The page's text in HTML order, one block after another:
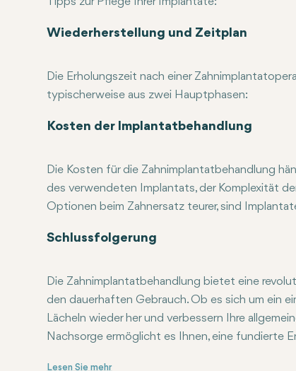
Befolgen Sie die postoperativen Anweisungen:
Zu einer guten Mundhygiene gehört das
Nachsorge: Regelmäßige zahnärztliche
Vermeiden Sie das Rauchen, da dies den
Wiederherstellung und Zeitplan
Die Erholungszeit nach einer
typischerweise aus zwei Hauptphasen:
Anfängliche Heilung: Unmittelbar nach der
Osseointegration: Dies ist die Integration des
Alles in allem kann der gesamte Prozess der
Kosten der Implantatbehandlung
Die Kosten für die Zahnimplantatbehandlung
des verwendeten Implantats, der Komplexität
Optionen beim Zahnersatz teurer, sind
Einige Zahnversicherungspläne können einen
Schlussfolgerung
Die Zahnimplantatbehandlung bietet eine
den dauerhaften Gebrauch. Ob es sich um ein
Lächeln wieder her und verbessern Ihre
Nachsorge ermöglicht es Ihnen, eine fundierte
Suchen Sie einen qualifizierten Zahnarzt oder